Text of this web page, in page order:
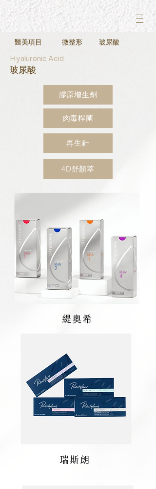
醫美項目 ​微整形 ​玻尿酸
Hyaluronic Acid
​玻尿酸
膠原增生劑
肉毒桿菌
再生針
4D舒顏萃